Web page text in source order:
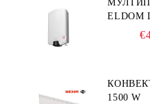
ELDOM
1500 W